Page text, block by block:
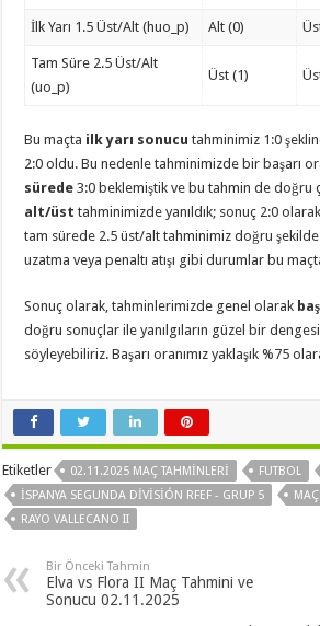
İlk Yarı 1.5 Üst/Alt (huo_p) Alt (0)
Tam Süre 2.5 Üst/Alt
(uo_p)
Üst (1)
Bu maçta ilk yarı sonucu tahminimiz 1:0
2:0 oldu. Bu nedenle tahminimizde bir başarı
sürede 3:0 beklemiştik ve bu tahmin de doğru
alt/üst tahminimizde yanıldık; sonuç 2:0 olarak
tam sürede 2.5 üst/alt tahminimiz doğru şekilde
uzatma veya penaltı atışı gibi durumlar bu
Sonuç olarak, tahminlerimizde genel olarak
doğru sonuçlar ile yanılgıların güzel bir
söyleyebiliriz. Başarı oranımız yaklaşık %75
Etiketler 02.11.2025 MAÇ TAHMINLERI FUTBOL
İSPANYA SEGUNDA DIVISIÓN RFEF - GRUP 5
RAYO VALLECANO II
Bir Önceki Tahmin
Elva vs Flora II Maç Tahmini ve
Sonucu 02.11.2025